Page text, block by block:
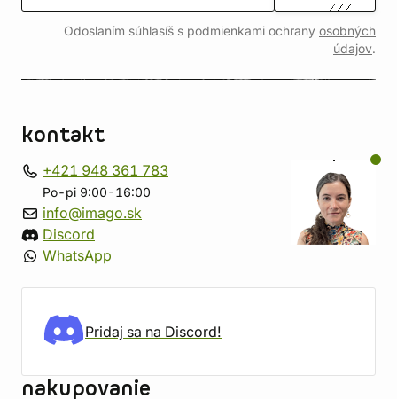
Odoslaním súhlasíš s podmienkami ochrany osobných
údajov.
kontakt
+421 948 361 783
Po-pi 9:00-16:00
info@imago.sk
Discord
WhatsApp
Pridaj sa na Discord!
nakupovanie